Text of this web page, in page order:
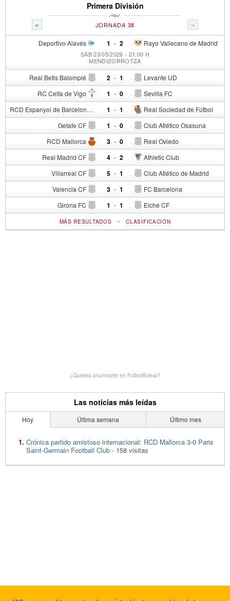
Primera División
« »
JORNADA 38
Deportivo Alavés 1 - Rayo Vallecano de Madrid
2
SÁB 23/05/2026 - 21:00 H
MENDIZORROTZA
Real Betis Balompié 2 - Levante UD
1
RC Celta de Vigo 1 - Sevilla FC
0
RCD Espanyol de Barcelona 1 - Real Sociedad de Fútbol
1
Getafe CF 1 - Club Atlético Osasuna
0
RCD Mallorca 3 - Real Oviedo
0
Real Madrid CF 4 - Athletic Club
2
Villarreal CF 5 - Club Atlético de Madrid
1
Valencia CF 3 - FC Barcelona
1
Girona FC 1 - Elche CF
1
MÁS RESULTADOS -CLASIFICACIÓN
¿Quieres anunciarte en FutbolBalear?
Las noticias más leídas
Hoy Última semana Último mes
Crónica partido amistoso internacional: RCD Mallorca 3-0 Paris
Saint-Germain Football Club - 158 visitas